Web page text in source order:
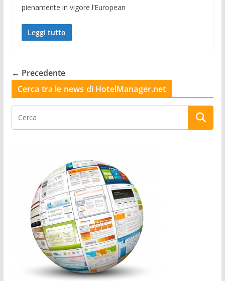
pienamente in vigore l’European
Leggi tutto
← Precedente
Cerca tra le news di HotelManager.net